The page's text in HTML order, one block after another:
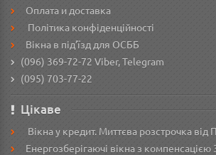
Оплата и доставка
Політика конфіденційності
Вікна в під’їзд для ОСББ
(096) 369-72-72 Viber, Telegram
(095) 703-77-22
Цікаве
Вікна у кредит. Миттєва розстрочка від
Енергозберігаючі вікна з компенсацією